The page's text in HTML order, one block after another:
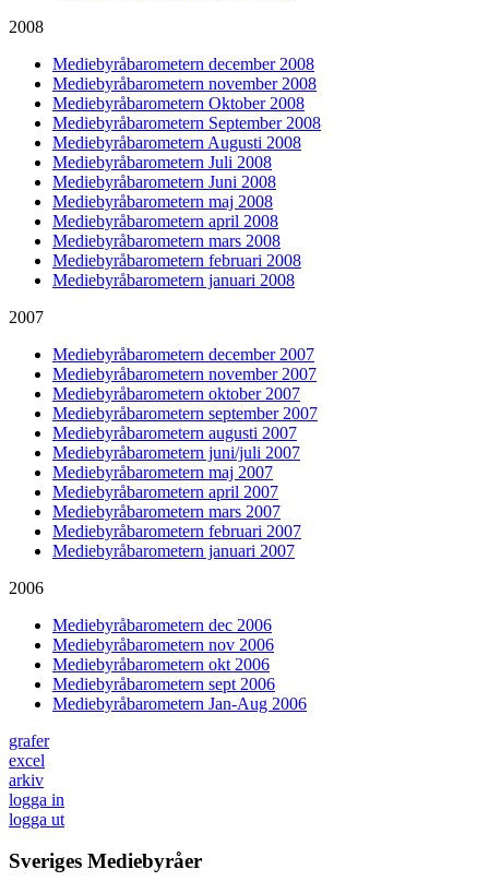
2008
Mediebyråbarometern december 2008
Mediebyråbarometern november 2008
Mediebyråbarometern Oktober 2008
Mediebyråbarometern September 2008
Mediebyråbarometern Augusti 2008
Mediebyråbarometern Juli 2008
Mediebyråbarometern Juni 2008
Mediebyråbarometern maj 2008
Mediebyråbarometern april 2008
Mediebyråbarometern mars 2008
Mediebyråbarometern februari 2008
Mediebyråbarometern januari 2008
2007
Mediebyråbarometern december 2007
Mediebyråbarometern november 2007
Mediebyråbarometern oktober 2007
Mediebyråbarometern september 2007
Mediebyråbarometern augusti 2007
Mediebyråbarometern juni/juli 2007
Mediebyråbarometern maj 2007
Mediebyråbarometern april 2007
Mediebyråbarometern mars 2007
Mediebyråbarometern februari 2007
Mediebyråbarometern januari 2007
2006
Mediebyråbarometern dec 2006
Mediebyråbarometern nov 2006
Mediebyråbarometern okt 2006
Mediebyråbarometern sept 2006
Mediebyråbarometern Jan-Aug 2006
grafer
excel
arkiv
logga in
logga ut
Sveriges Mediebyråer